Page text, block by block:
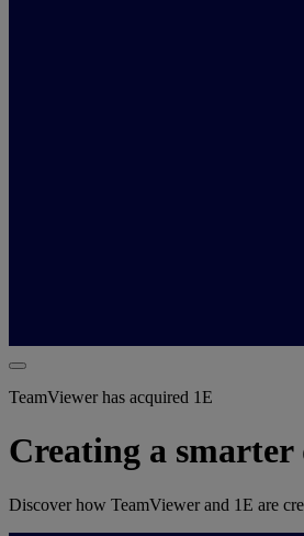
TeamViewer has acquired 1E
Creating a
Discover how TeamViewer and 1E are